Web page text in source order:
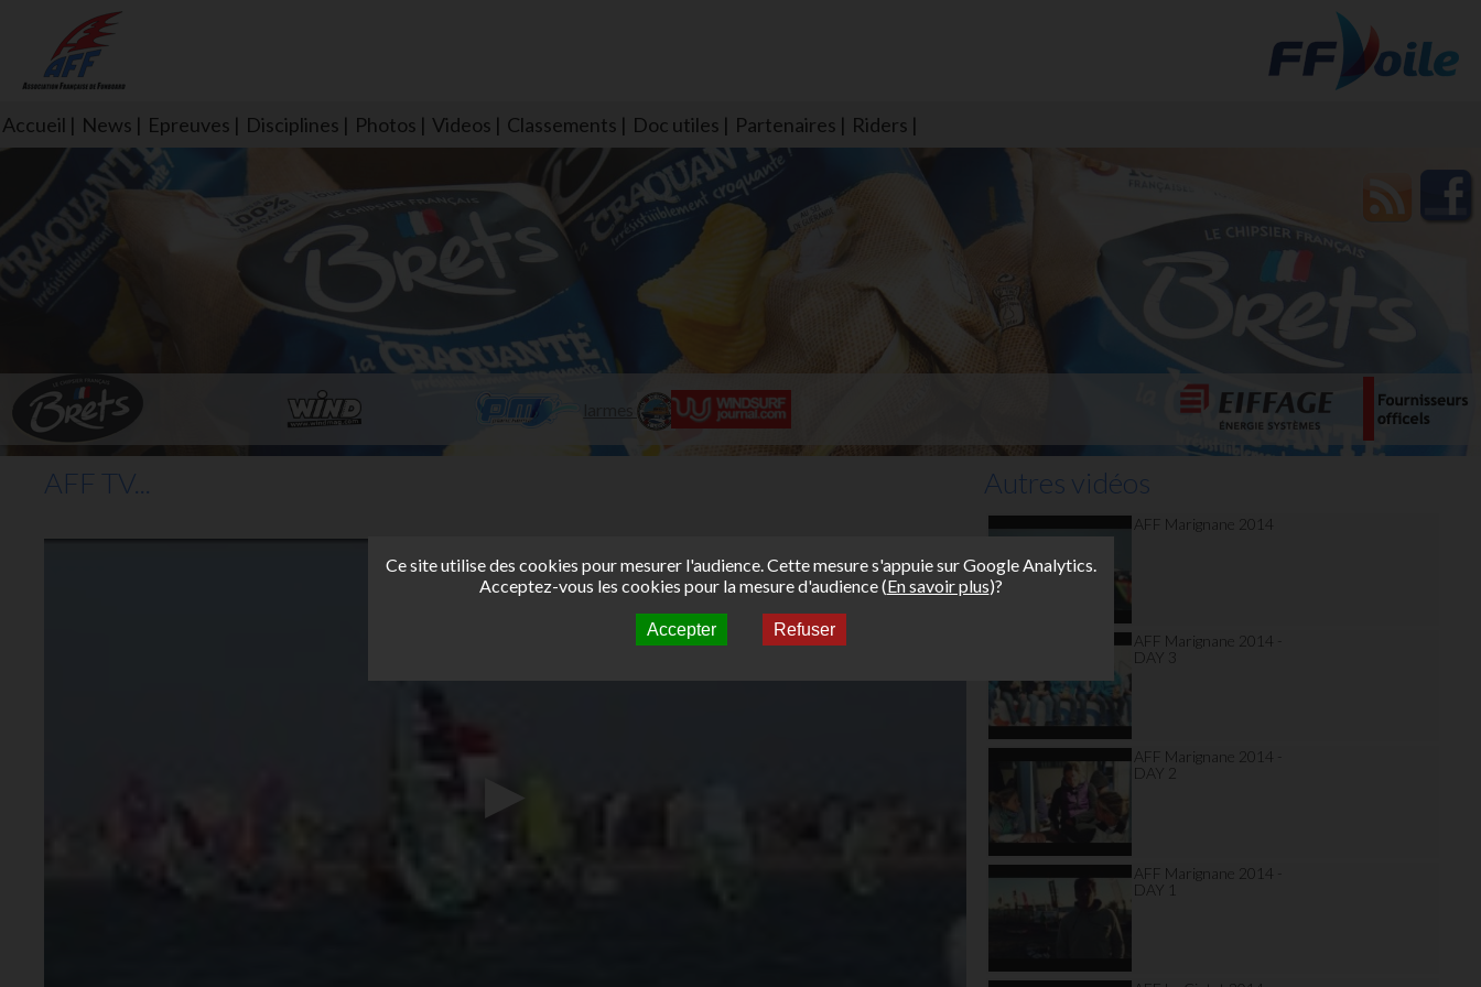
Accueil News Epreuves Disciplines Photos Videos Classements Doc utiles Partenaires Riders
L'aff soutient les SNS253 et SNS604 qui veillent sur nous pour que l'eau salée n'ait jamais le goût des
larmes
AFF TV... Autres vidéos
AFF Marignane 2014
AFF Marignane 2014 -
DAY 3
AFF Marignane 2014 -
DAY 2
AFF Marignane 2014 -
DAY 1
Ce site utilise des cookies pour mesurer l'audience. Cette mesure s'appuie sur Google Analytics.
Acceptez-vous les cookies pour la mesure d'audience (En savoir plus)?
Accepter Refuser